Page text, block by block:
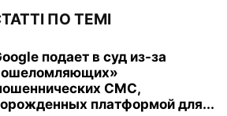
ПО ТЕМІ
подает в суд из-за
СМС,
платформой для...